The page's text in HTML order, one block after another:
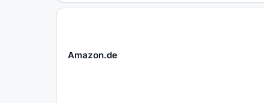
Amazon.de